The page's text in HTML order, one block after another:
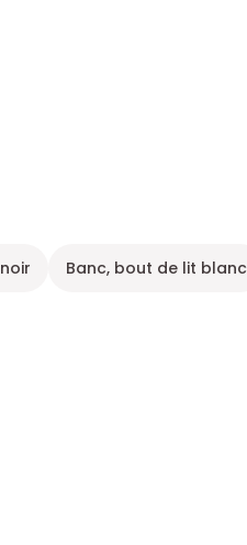
Banc, bout de lit blanc